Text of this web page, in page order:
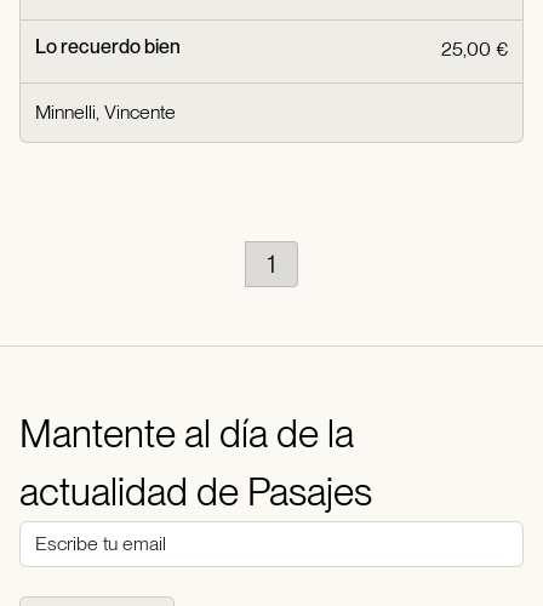
Lo recuerdo bien 25,00 €
Minnelli, Vincente
1
Mantente al día de la
actualidad de Pasajes